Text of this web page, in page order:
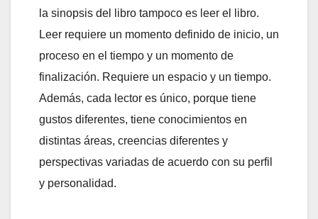
la sinopsis del libro tampoco es leer el libro.
Leer requiere un momento definido de inicio, un
proceso en el tiempo y un momento de
finalización. Requiere un espacio y un tiempo.
Además, cada lector es único, porque tiene
gustos diferentes, tiene conocimientos en
distintas áreas, creencias diferentes y
perspectivas variadas de acuerdo con su perfil
y personalidad.